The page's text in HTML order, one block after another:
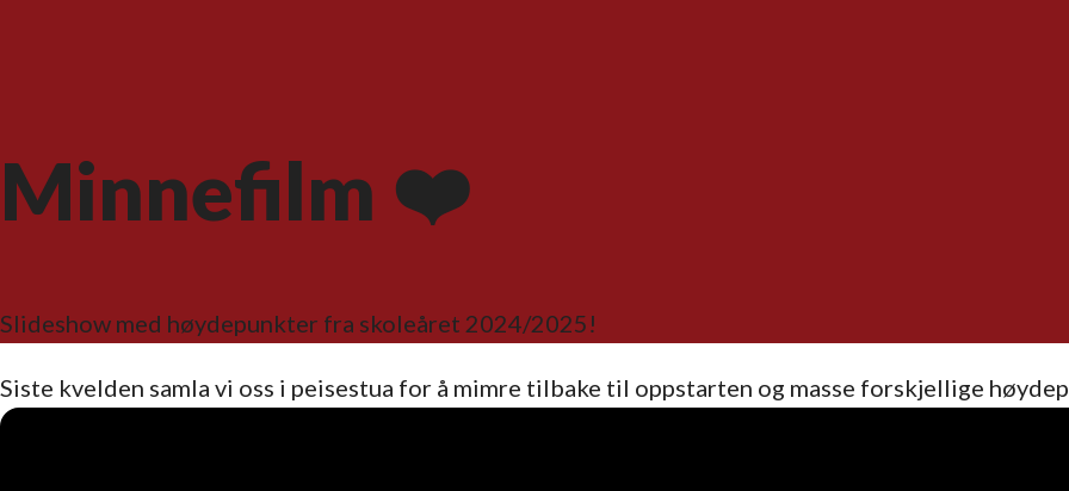
Minnefilm ❤️
Slideshow med høydepunkter fra skoleåret 2024/2025!
Siste kvelden samla vi oss i peisestua for å mimre tilbake til oppstarten og masse forskjellige